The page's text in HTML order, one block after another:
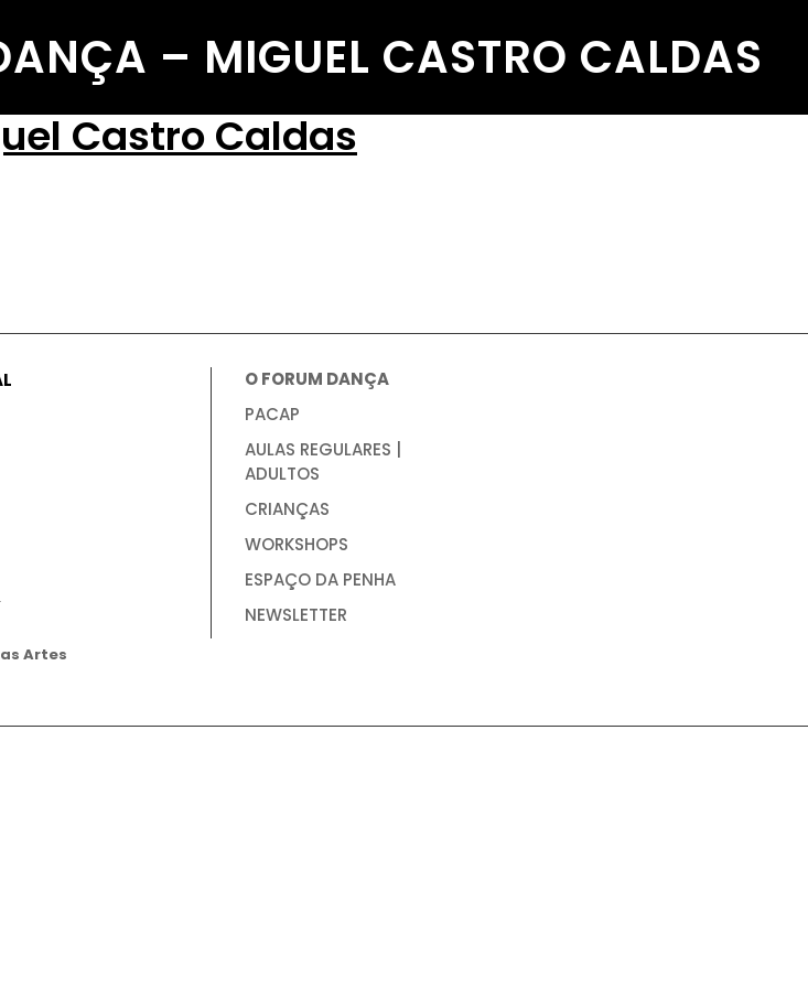
– MIGUEL CASTRO CALDAS
Castro Caldas
O FORUM DANÇA
PACAP
AULAS REGULARES |
ADULTOS
CRIANÇAS
WORKSHOPS
ESPAÇO DA PENHA
NEWSLETTER